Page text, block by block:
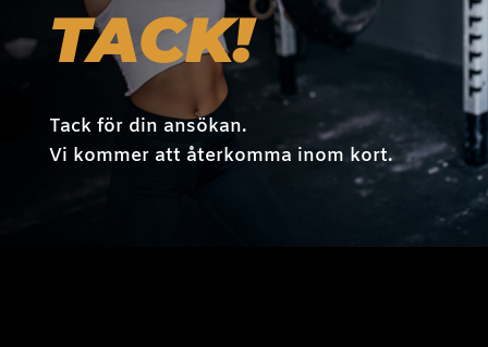
TACK!
Tack för din ansökan.
Vi kommer att återkomma inom kort.